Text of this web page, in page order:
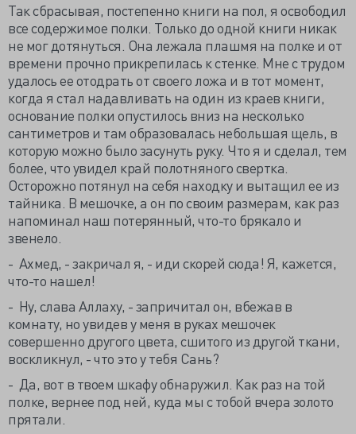
Так сбрасывая, постепенно книги на пол, я освободил
все содержимое полки. Только до одной книги никак
не мог дотянуться. Она лежала плашмя на полке и от
времени прочно прикрепилась к стенке. Мне с трудом
удалось ее отодрать от своего ложа и в тот момент,
когда я стал надавливать на один из краев книги,
основание полки опустилось вниз на несколько
сантиметров и там образовалась небольшая щель, в
которую можно было засунуть руку. Что я и сделал, тем
более, что увидел край полотняного свертка.
Осторожно потянул на себя находку и вытащил ее из
тайника. В мешочке, а он по своим размерам, как раз
напоминал наш потерянный, что-то брякало и
звенело.
- Ахмед, - закричал я, - иди скорей сюда! Я, кажется,
что-то нашел!
- Ну, слава Аллаху, - запричитал он, вбежав в
комнату, но увидев у меня в руках мешочек
совершенно другого цвета, сшитого из другой ткани,
воскликнул, - что это у тебя Сань?
- Да, вот в твоем шкафу обнаружил. Как раз на той
полке, вернее под ней, куда мы с тобой вчера золото
прятали.